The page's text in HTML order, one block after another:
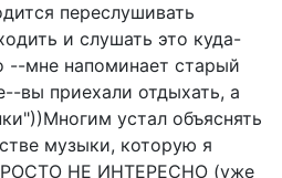
переслушивать
и слушать это куда-
--мне напоминает старый
вы приехали отдыхать, а
устал объяснять
музыки, которую я
НЕ ИНТЕРЕСНО (уже